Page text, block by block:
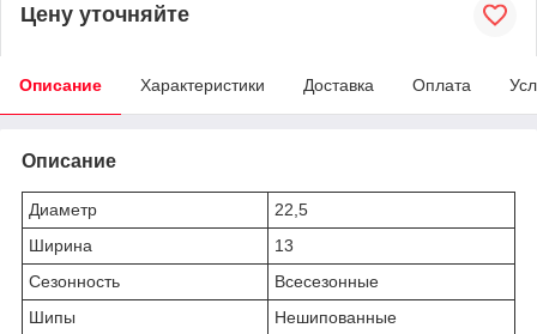
Цену уточняйте
Описание Характеристики Доставка Оплата
Описание
Диаметр
22,5
Ширина
13
Сезонность
Всесезонные
Шипы
Нешипованные